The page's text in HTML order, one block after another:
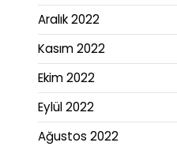
Aralık 2022
Kasım 2022
Ekim 2022
Eylül 2022
Ağustos 2022